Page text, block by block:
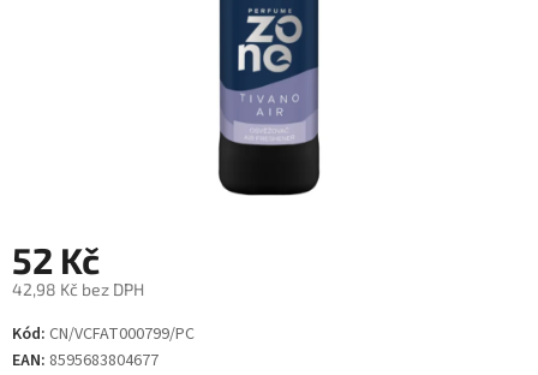
52 Kč
42,98 Kč bez DPH
Měrná
cena:
Kód: CN/VCFAT000799/PC
EAN: 8595683804677